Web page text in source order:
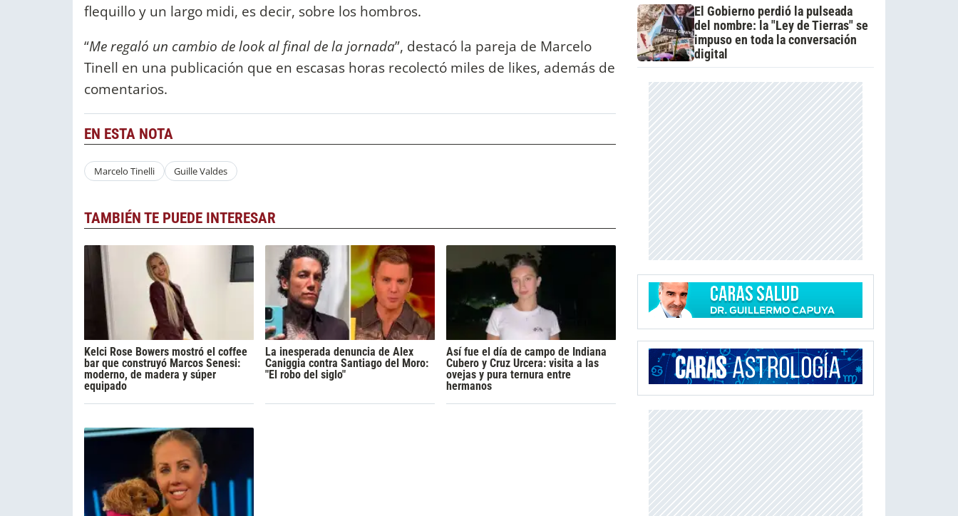
flequillo y un largo midi, es decir, sobre los hombros.
“Me regaló un cambio de look al final de la jornada”, destacó la pareja de Marcelo
Tinell en una publicación que en escasas horas recolectó miles de likes, además de
comentarios.
EN ESTA NOTA
Marcelo Tinelli Guille Valdes
TAMBIÉN TE PUEDE INTERESAR
Kelci Rose Bowers mostró el coffee
bar que construyó Marcos Senesi:
moderno, de madera y súper
equipado
La inesperada denuncia de Alex
Caniggia contra Santiago del Moro:
"El robo del siglo"
Así fue el día de campo de Indiana
Cubero y Cruz Urcera: visita a las
ovejas y pura ternura entre
hermanos
El Gobierno perdió la pulseada
del nombre: la "Ley de Tierras" se
impuso en toda la conversación
digital